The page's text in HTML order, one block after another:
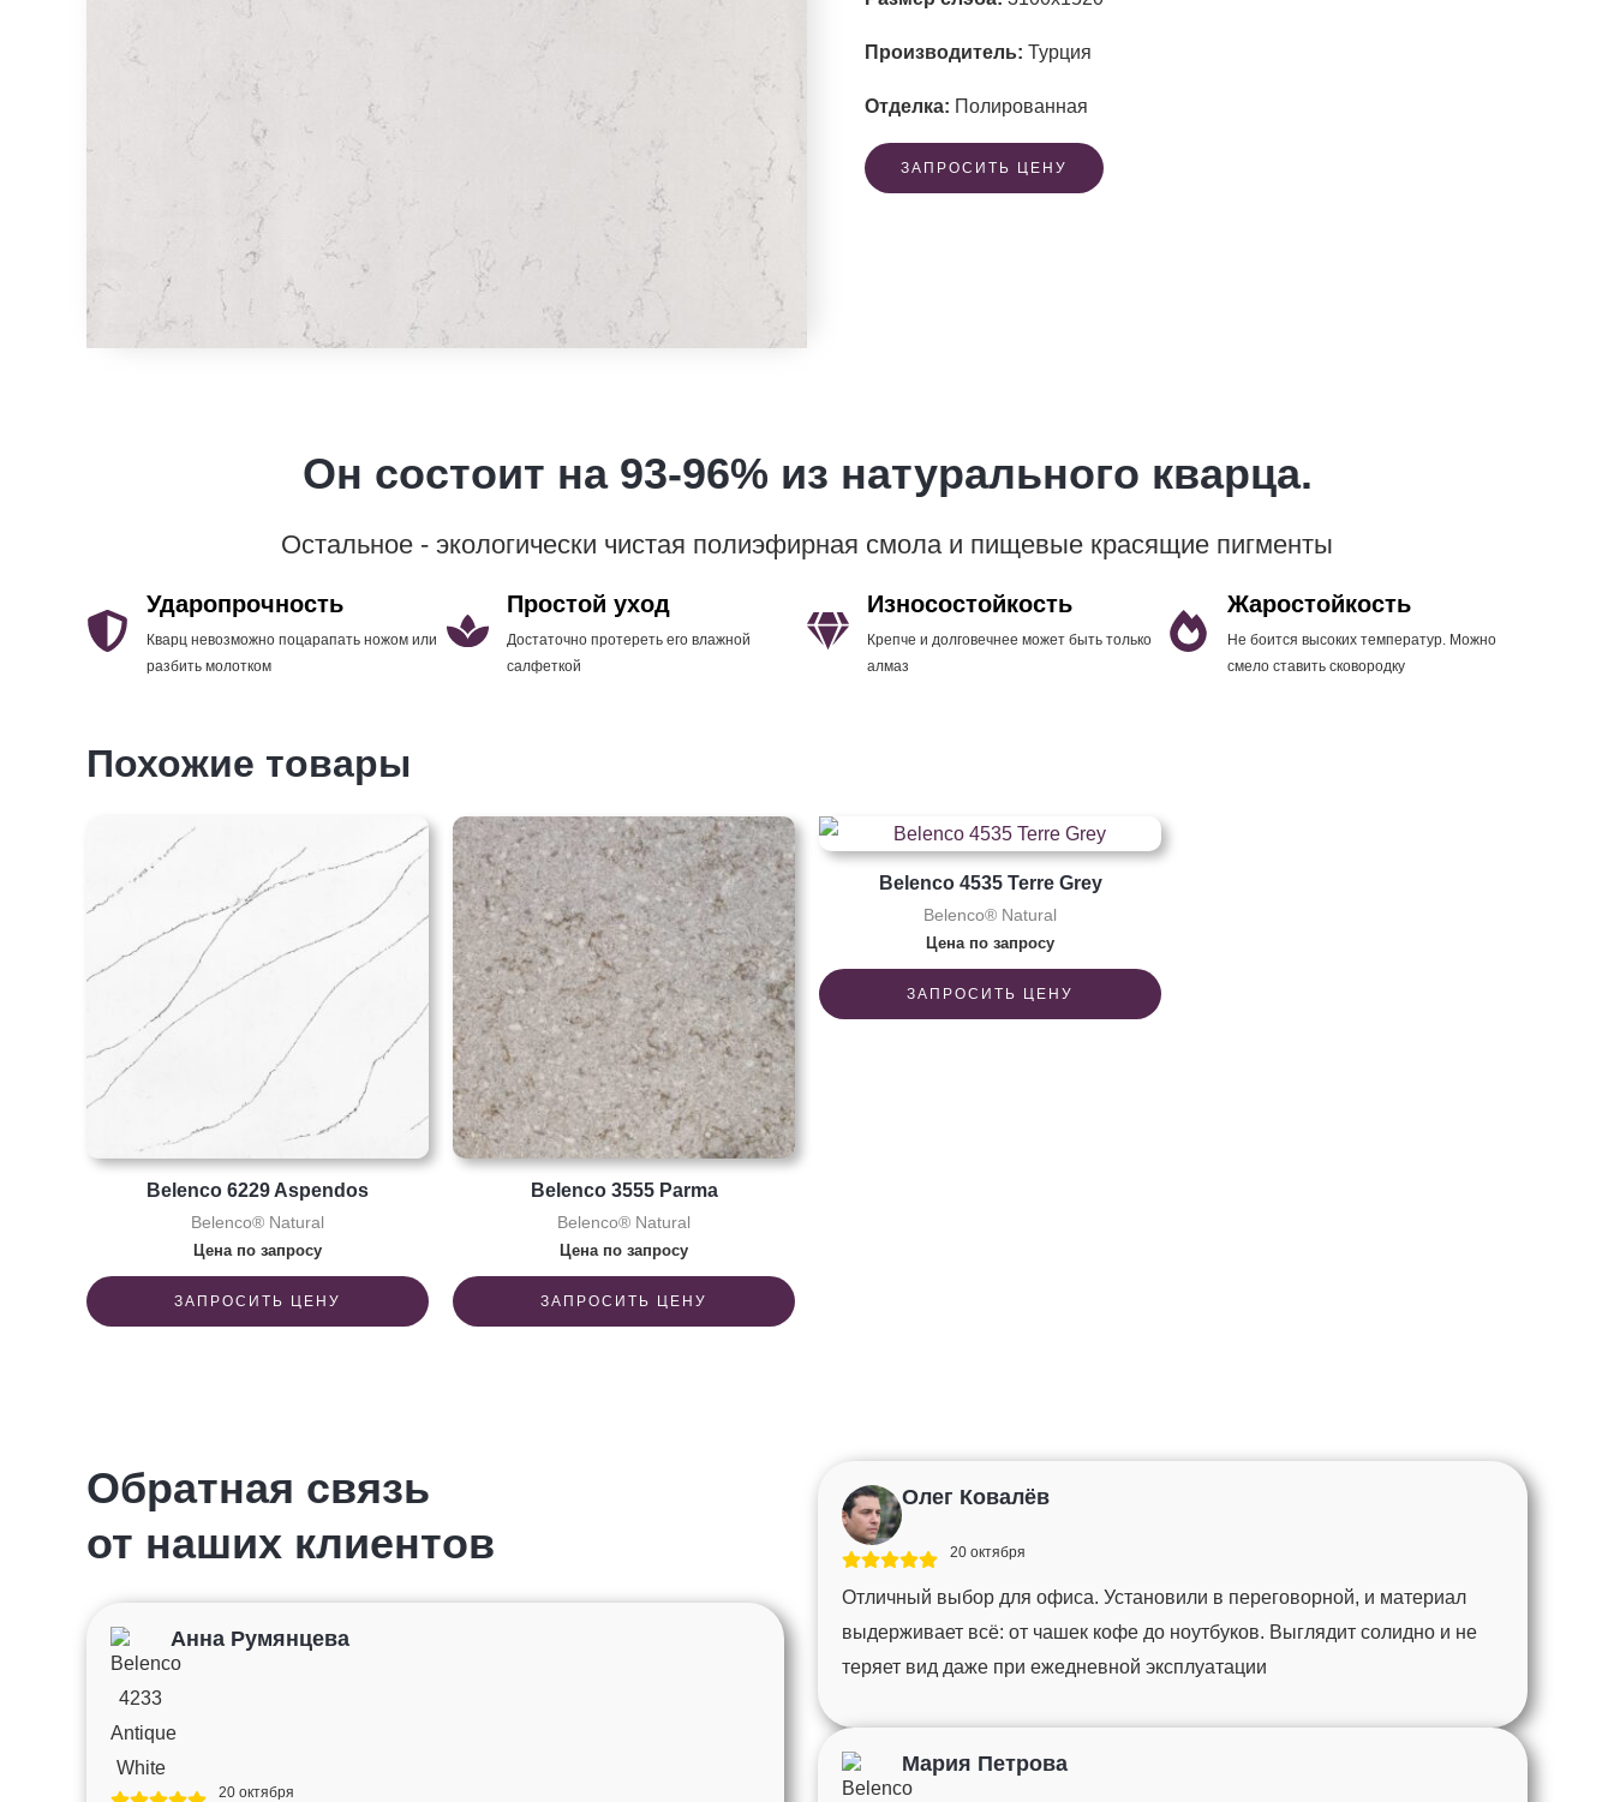
Производитель: Турция
Отделка: Полированная
ЗАПРОСИТЬ ЦЕНУ
Он состоит на 93-96% из натурального кварца.
Остальное - экологически чистая полиэфирная смола и пищевые красящие пигменты
Ударопрочность
Кварц невозможно поцарапать ножом или
разбить молотком
Простой уход
Достаточно протереть его влажной
салфеткой
Износостойкость
Крепче и долговечнее может быть только
алмаз
Жаростойкость
Не боится высоких температур. Можно
смело ставить сковородку
Похожие товары
Belenco 6229 Aspendos
Belenco® Natural
Цена по запросу
ЗАПРОСИТЬ ЦЕНУ
Belenco 3555 Parma
Belenco® Natural
Цена по запросу
ЗАПРОСИТЬ ЦЕНУ
Belenco 4535 Terre Grey
Belenco® Natural
Цена по запросу
ЗАПРОСИТЬ ЦЕНУ
Обратная связь
от наших клиентов
Анна Румянцева
20 октября
Олег Ковалёв
20 октября
Отличный выбор для офиса. Установили в переговорной, и материал
выдерживает всё: от чашек кофе до ноутбуков. Выглядит солидно и не
теряет вид даже при ежедневной эксплуатации
Мария Петрова